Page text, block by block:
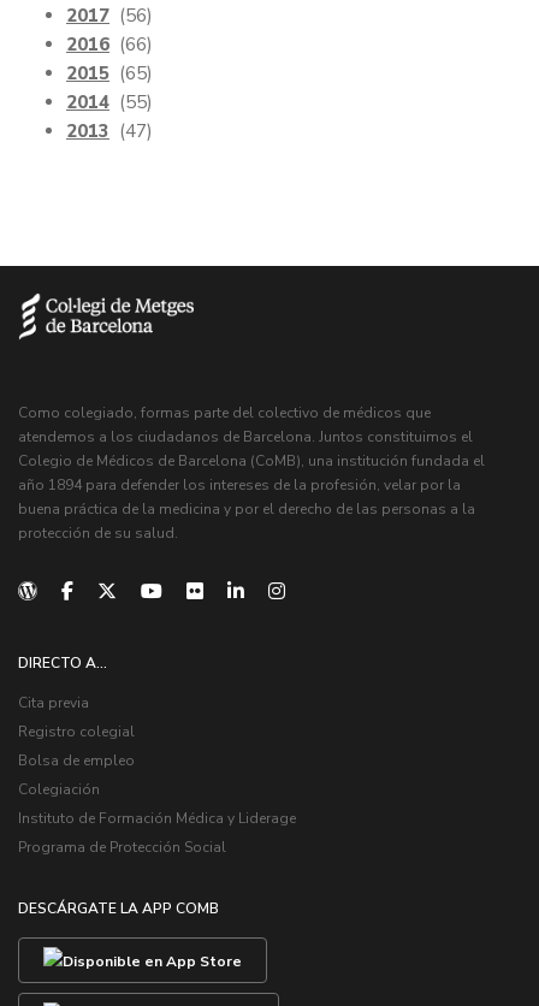
2017 (56)
2016 (66)
2015 (65)
2014 (55)
2013 (47)
Como colegiado, formas parte del colectivo de médicos que
atendemos a los ciudadanos de Barcelona. Juntos constituimos el
Colegio de Médicos de Barcelona (CoMB), una institución fundada el
año 1894 para defender los intereses de la profesión, velar por la
buena práctica de la medicina y por el derecho de las personas a la
protección de su salud.
DIRECTO A...
Cita previa
Registro colegial
Bolsa de empleo
Colegiación
Instituto de Formación Médica y Liderage
Programa de Protección Social
DESCÁRGATE LA APP COMB